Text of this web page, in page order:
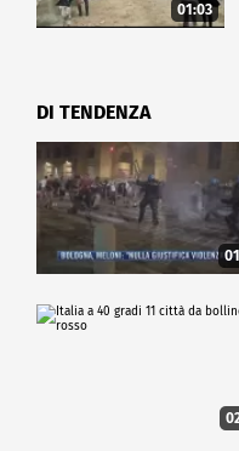
01:03
DI TENDENZA